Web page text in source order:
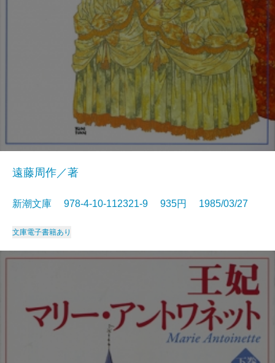
遠藤周作／著
新潮文庫 978-4-10-112321-9 935円 1985/03/27
文庫電子書籍あり